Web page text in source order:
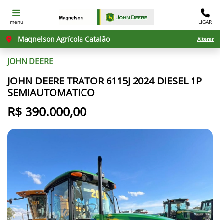
menu LIGAR
Maqnelson Agrícola Catalão Alterar
JOHN DEERE
JOHN DEERE TRATOR 6115J 2024 DIESEL 1P
SEMIAUTOMATICO
R$ 390.000,00